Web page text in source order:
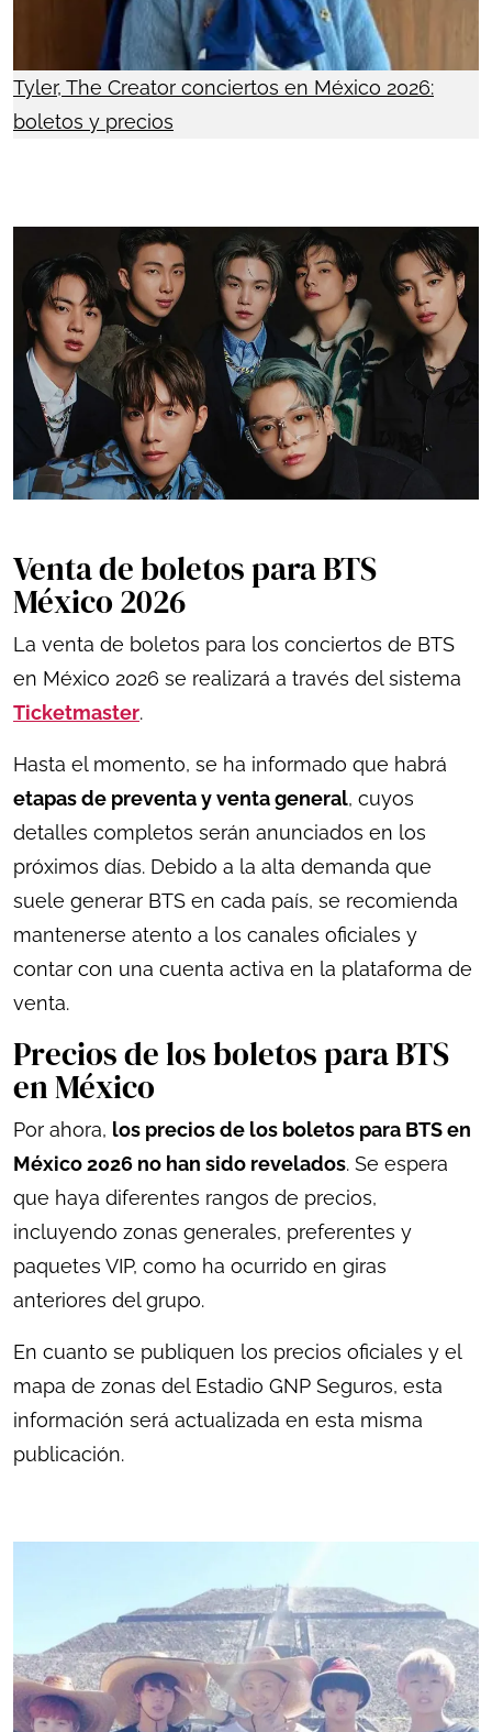
Tyler, The Creator conciertos en México 2026:
boletos y precios
Venta de boletos para BTS
México 2026
La venta de boletos para los conciertos de BTS
en México 2026 se realizará a través del sistema
Ticketmaster.
Hasta el momento, se ha informado que habrá
etapas de preventa y venta general, cuyos
detalles completos serán anunciados en los
próximos días. Debido a la alta demanda que
suele generar BTS en cada país, se recomienda
mantenerse atento a los canales oficiales y
contar con una cuenta activa en la plataforma de
venta.
Precios de los boletos para BTS
en México
Por ahora, los precios de los boletos para BTS en
México 2026 no han sido revelados. Se espera
que haya diferentes rangos de precios,
incluyendo zonas generales, preferentes y
paquetes VIP, como ha ocurrido en giras
anteriores del grupo.
En cuanto se publiquen los precios oficiales y el
mapa de zonas del Estadio GNP Seguros, esta
información será actualizada en esta misma
publicación.